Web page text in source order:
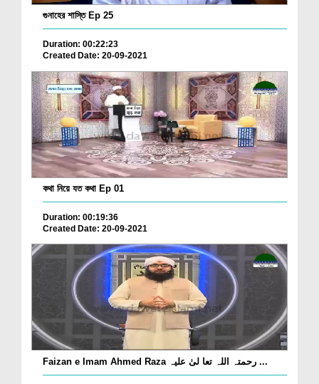
গুনাহের শাস্তি Ep 25
Duration: 00:22:23
Created Date: 20-09-2021
কথা নিয়ে যত কথা Ep 01
Duration: 00:19:36
Created Date: 20-09-2021
Faizan e Imam Ahmed Raza رحمتہ اللہ تعا لیٰ علیہ ...